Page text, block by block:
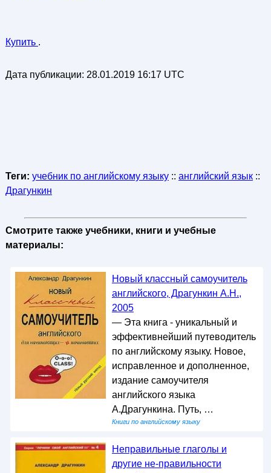
Купить .
Дата публикации: 28.01.2019 16:17 UTC
Теги: учебник по английскому языку:: английский язык::
Драгункин
Смотрите также учебники, книги и учебные
материалы:
Новый классный самоучитель
английского, Драгункин А.Н.,
2005
— Эта книга - уникальный и
эффективнейший путеводитель
по английскому языку. Новое,
исправленное и дополненное,
издание самоучителя
английского языка
А.Драгункина. Путь, …
Книги по английскому языку
Неправильные глаголы и
другие не-правильности